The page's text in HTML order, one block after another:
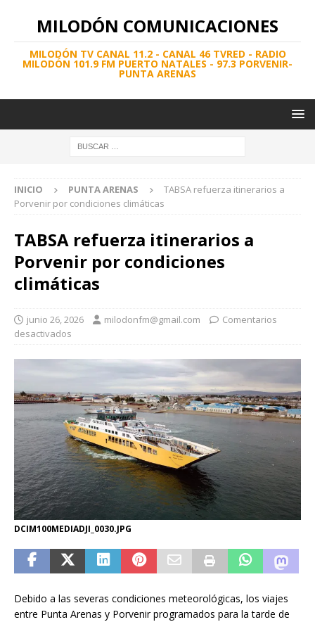
MILODÓN COMUNICACIONES
MILODÓN TV CANAL 11.2 - CANAL 46 TVRED - RADIO
MILODÓN 101.9 FM PUERTO NATALES - 97.3 PORVENIR-
PUNTA ARENAS
INICIO PUNTA ARENAS
TABSA refuerza itinerarios a
Porvenir por condiciones climáticas
TABSA refuerza itinerarios a
Porvenir por condiciones
climáticas
junio 26, 2026 milodonfm@gmail.com
Comentarios
desactivados
DCIM100MEDIADJI_0030.JPG
Debido a las severas condiciones meteorológicas, los viajes
entre Punta Arenas y Porvenir programados para la tarde de